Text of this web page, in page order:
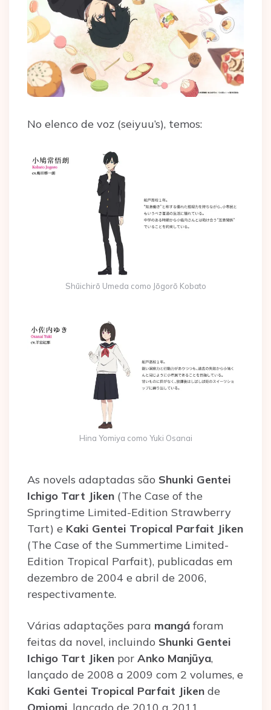
No elenco de voz (seiyuu’s), temos:
Shūichirō Umeda como Jōgorō Kobato
Hina Yomiya como Yuki Osanai
As novels adaptadas são Shunki Gentei
Ichigo Tart Jiken (The Case of the
Springtime Limited-Edition Strawberry
Tart) e Kaki Gentei Tropical Parfait Jiken
(The Case of the Summertime Limited-
Edition Tropical Parfait), publicadas em
dezembro de 2004 e abril de 2006,
respectivamente.
Várias adaptações para mangá foram
feitas da novel, incluindo Shunki Gentei
Ichigo Tart Jiken por Anko Manjūya,
lançado de 2008 a 2009 com 2 volumes, e
Kaki Gentei Tropical Parfait Jiken de